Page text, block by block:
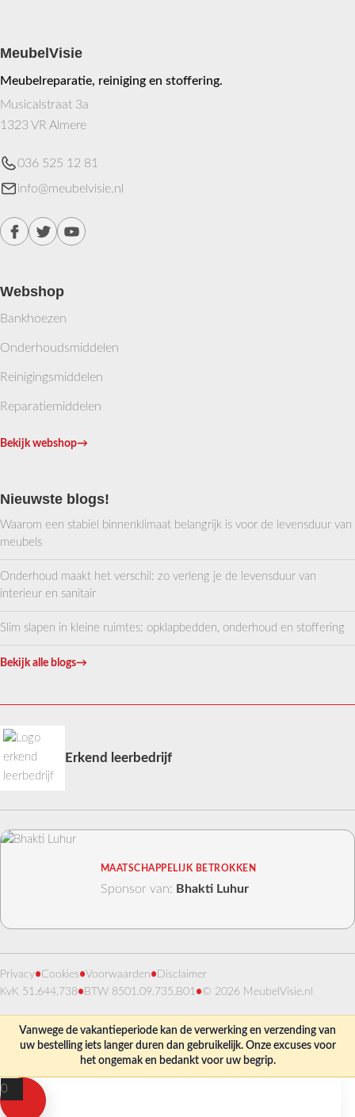
MeubelVisie
Meubelreparatie, reiniging en stoffering.
Musicalstraat 3a
1323 VR Almere
036 525 12 81
info@meubelvisie.nl
Webshop
Bankhoezen
Onderhoudsmiddelen
Reinigingsmiddelen
Reparatiemiddelen
Bekijk webshop→
Nieuwste blogs!
Waarom een stabiel binnenklimaat belangrijk is voor de levensduur van
meubels
Onderhoud maakt het verschil: zo verleng je de levensduur van
interieur en sanitair
Slim slapen in kleine ruimtes: opklapbedden, onderhoud en stoffering
Bekijk alle blogs→
Erkend leerbedrijf
MAATSCHAPPELIJK BETROKKEN
Sponsor van: Bhakti Luhur
Privacy•Cookies•Voorwaarden• Disclaimer
KvK 51.644.738• BTW 8501.09.735.B01•© 2026 MeubelVisie.nl
Vanwege de vakantieperiode kan de verwerking en verzending van
uw bestelling iets langer duren dan gebruikelijk. Onze excuses voor
het ongemak en bedankt voor uw begrip.
0